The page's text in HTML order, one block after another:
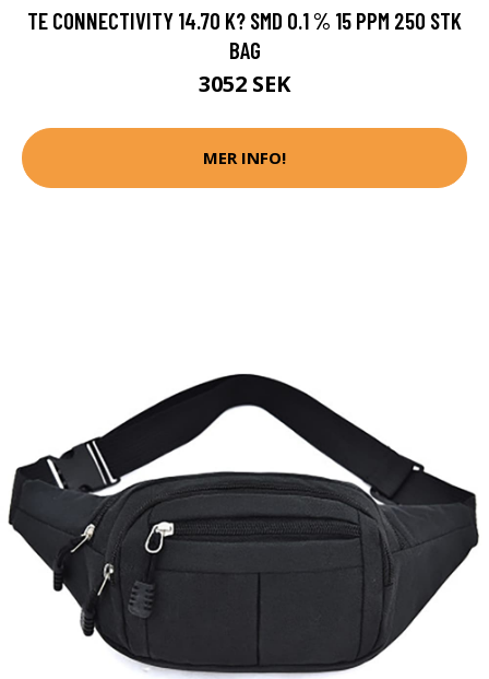
TE CONNECTIVITY 14.70 K? SMD 0.1 % 15 PPM 250 STK
BAG
3052 SEK
MER INFO!